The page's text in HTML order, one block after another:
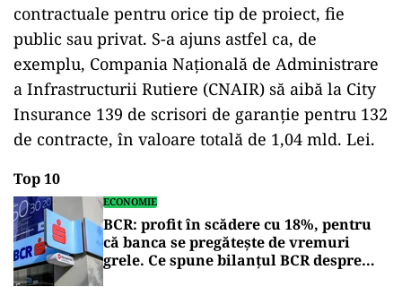
contractuale pentru orice tip de proiect, fie
public sau privat. S-a ajuns astfel ca, de
exemplu, Compania Națională de Administrare
a Infrastructurii Rutiere (CNAIR) să aibă la City
Insurance 139 de scrisori de garanţie pentru 132
de contracte, în valoare totală de 1,04 mld. Lei.
Top 10
ECONOMIE
BCR: profit în scădere cu 18%, pentru
că banca se pregătește de vremuri
grele. Ce spune bilanțul BCR despre